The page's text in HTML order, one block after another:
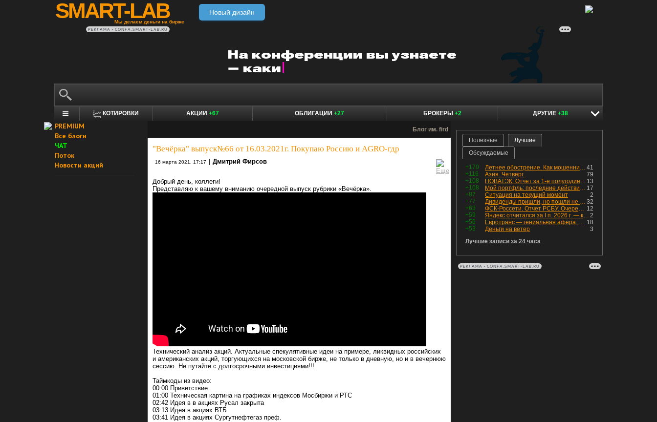
SMART-LAB
Мы делаем деньги на бирже
Новый дизайн
РЕКЛАМА • CONFA.SMART-LAB.RU
КОТИРОВКИ АКЦИИ +67 ОБЛИГАЦИИ +27 БРОКЕРЫ +2 ДРУГИЕ +38
PREMIUM
Все блоги
ЧАТ
Поток
Новости акций
Блог им. fird
"Вечёрка" выпуск№66 от 16.03.2021г. Покупаю Россию и AGRO-гдр
16 марта 2021, 17:17 Дмитрий Фирсов
Добрый день, коллеги!
Представляю к вашему вниманию очередной выпуск рубрики «Вечёрка».
Технический анализ акций. Актуальные спекулятивные идеи на примере, ликвидных российских
и американских акций, торгующихся на московской бирже, не только в дневную, но и в вечернюю
сессию. Не путайте с долгосрочными инвестициями!!!
Таймкоды из видео:
00:00 Приветствие
01:00 Техническая картина на графиках индексов Мосбиржи и РТС
02:42 Идея в в акциях Русал закрыта
03:13 Идея в акциях ВТБ
03:41 Идея в акциях Сургутнефтегаз преф.
Полезные
Лучшие
Обсуждаемые
+170 41
Летнее обострение. Как мошенники пытаются подсунуть кнопку "БАБЛО" девушкам
+116
79
Азия. Четверг.
+108
13
НОВАТЭК: Отчет за 1-е полугодие 2026 - прибыль продолжает падать, но лучшее впереди, если не прилетит
+108
17
Мой портфль: последние действия и текущая структура. Краткий комментарий по всем позициям
+87
2
Ситуация на текущий момент
+77
32
Дивиденды пришли, но пошли не туда
+63
12
ФСК-Россети. Отчет РСБУ. Очередная допка - бомбовые новости в эфире
+59
2
Яндекс отчитался за I п. 2026 г. — компания увеличила инвестиции и долг. Buyback начал работать, продали Авто.Ру.
+56
18
Евротранс — гениальная афера. Собрал с инвесторов денег, выплатил дивидендов больше текущей капитализации и ушёл в дефолт
+53
3
Деньги на ветер
Лучшие записи за 24 часа
РЕКЛАМА • CONFA.SMART-LAB.RU